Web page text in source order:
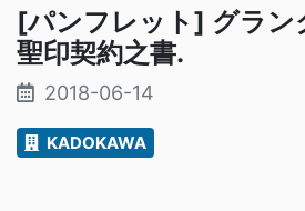
[パンフレット] グラン
聖印契約之書.
2018-06-14
KADOKAWA